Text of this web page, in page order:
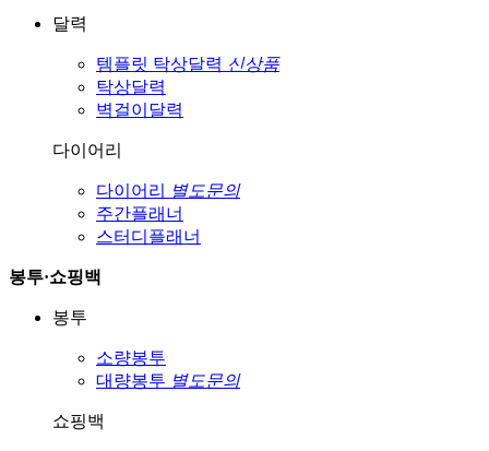
달력
템플릿 탁상달력 신상품
탁상달력
벽걸이달력
다이어리
다이어리
별도문의
주간플래너
스터디플래너
봉투·쇼핑백
봉투
소량봉투
대량봉투 별도문의
쇼핑백